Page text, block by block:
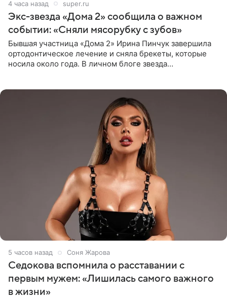
4 часа назад super.ru
Экс-звезда «Дома 2» сообщила о важном
событии: «Сняли мясорубку с зубов»
Бывшая участница «Дома 2» Ирина Пинчук завершила
ортодонтическое лечение и сняла брекеты, которые
носила около года. В личном блоге звезда
5 часов назад Соня Жарова
Седокова вспомнила о расставании с
первым мужем: «Лишилась самого важного
в жизни»